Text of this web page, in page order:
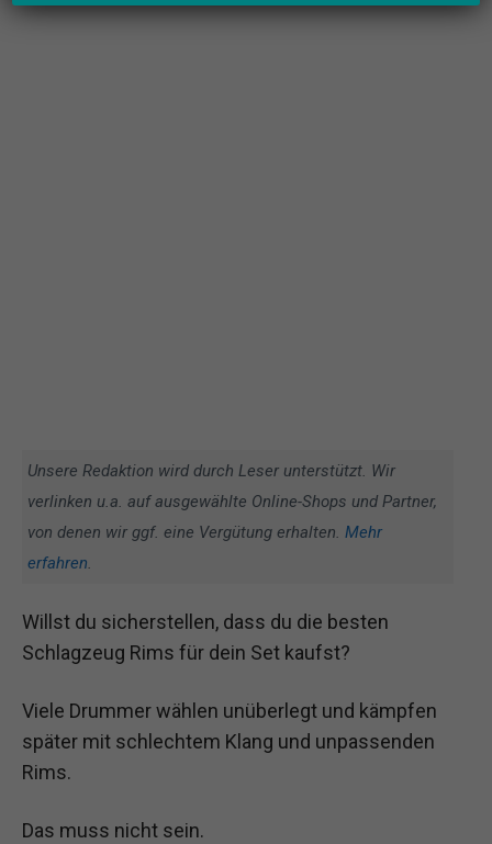
Unsere Redaktion wird durch Leser unterstützt. Wir
verlinken u.a. auf ausgewählte Online-Shops und Partner,
von denen wir ggf. eine Vergütung erhalten. Mehr
erfahren.
Willst du sicherstellen, dass du die besten
Schlagzeug Rims für dein Set kaufst?
Viele Drummer wählen unüberlegt und kämpfen
später mit schlechtem Klang und unpassenden
Rims.
Das muss nicht sein.